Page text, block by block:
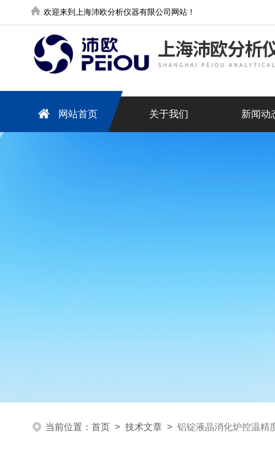
欢迎来到上海沛欧分析仪器有限公司网站！
网站首页 关于我们 新闻动
当前位置： 首页 > 技术文章 > 铝锭液晶消化炉控温精